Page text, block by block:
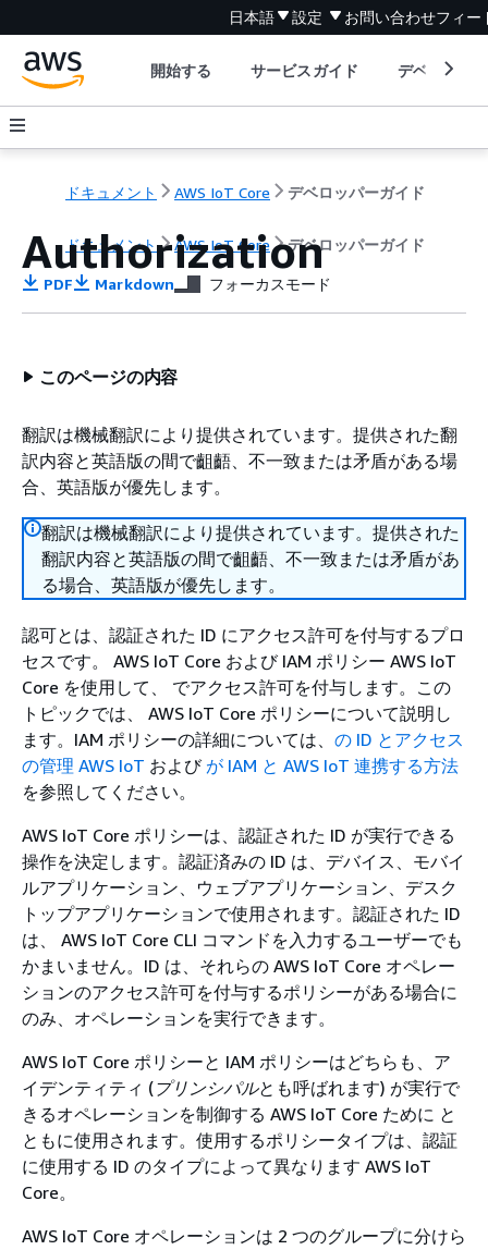
日本語 設定 お問い合わせフィー
開始する サービスガイド デベロッパ
ドキュメント AWS IoT Core デベロッパーガイド
ドキュメント AWS IoT Core デベロッパーガイド
Authorization
PDF Markdown フォーカスモード
このページの内容
翻訳は機械翻訳により提供されています。提供された翻
訳内容と英語版の間で齟齬、不一致または矛盾がある場
合、英語版が優先します。
翻訳は機械翻訳により提供されています。提供された
翻訳内容と英語版の間で齟齬、不一致または矛盾があ
る場合、英語版が優先します。
認可とは、認証された ID にアクセス許可を付与するプロ
セスです。 AWS IoT Core および IAM ポリシー AWS IoT
Core を使用して、 でアクセス許可を付与します。この
トピックでは、 AWS IoT Core ポリシーについて説明し
ます。IAM ポリシーの詳細については、 の ID とアクセス
の管理 AWS IoT および が IAM と AWS IoT 連携する方法
を参照してください。
AWS IoT Core ポリシーは、認証された ID が実行できる
操作を決定します。認証済みの ID は、デバイス、モバイ
ルアプリケーション、ウェブアプリケーション、デスク
トップアプリケーションで使用されます。認証された ID
は、 AWS IoT Core CLI コマンドを入力するユーザーでも
かまいません。ID は、それらの AWS IoT Core オペレー
ションのアクセス許可を付与するポリシーがある場合に
のみ、オペレーションを実行できます。
AWS IoT Core ポリシーと IAM ポリシーはどちらも、ア
イデンティティ (プリンシパルとも呼ばれます) が実行で
きるオペレーションを制御する AWS IoT Core ために と
ともに使用されます。使用するポリシータイプは、認証
に使用する ID のタイプによって異なります AWS IoT
Core。
AWS IoT Core オペレーションは 2 つのグループに分けら